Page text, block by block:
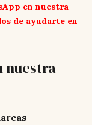
en nuestra
de ayudarte en
nuestra